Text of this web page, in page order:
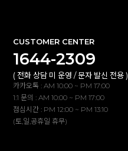
CUSTOMER CENTER
1644-2309
( 전화 상담 미 운영 / 문자 발신 전용 )
카카오톡 : AM 10:00 ~ PM 17:00
1:1 문의 : AM 10:00 ~ PM 17:00
점심시간 : PM 12:00 ~ PM 13:10
(토,일,공휴일 휴무)